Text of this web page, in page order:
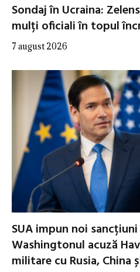
Sondaj în Ucraina:
mulți oficiali în topul
7 august 2026
SUA impun noi
Washingtonul acuză
militare cu Rusia, China